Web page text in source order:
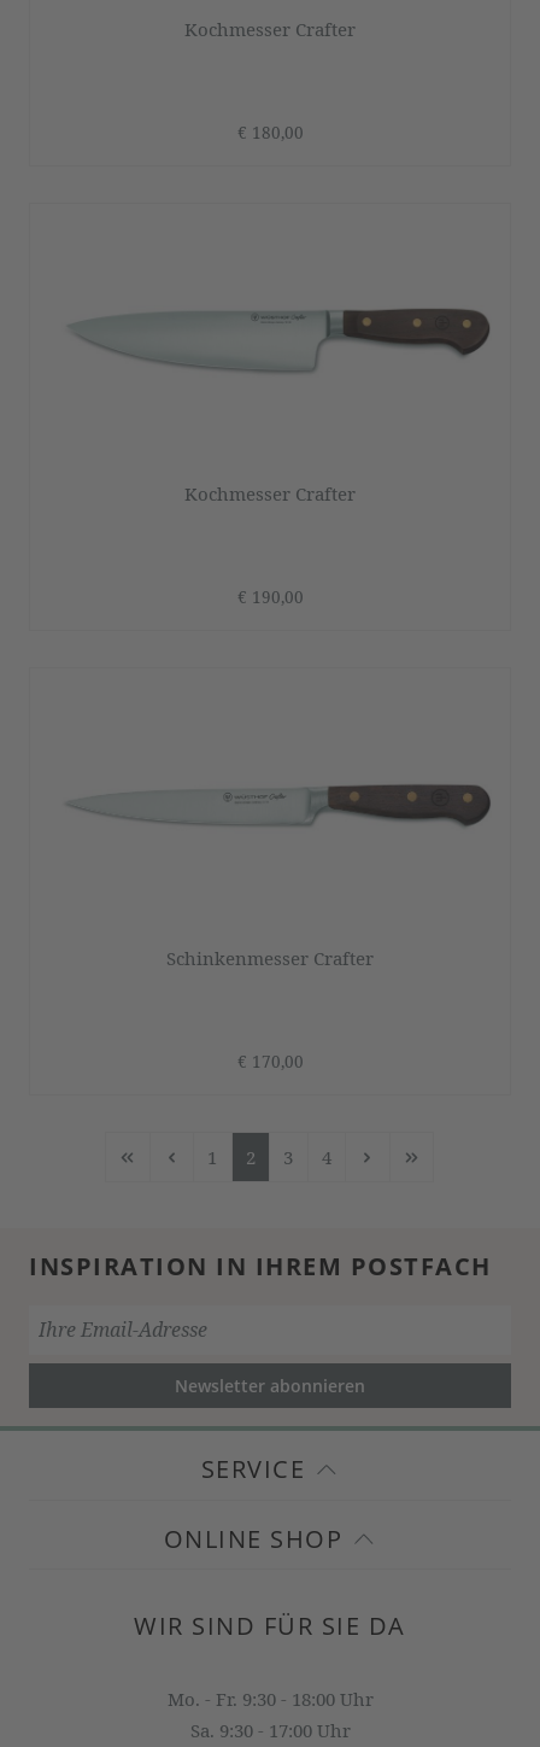
Kochmesser Crafter
€ 180,00
Kochmesser Crafter
€ 190,00
Schinkenmesser Crafter
€ 170,00
Seite
1 Seite
2 Seite
3 Seite
4
INSPIRATION IN IHREM POSTFACH
Newsletter abonnieren
SERVICE
ONLINE SHOP
WIR SIND FÜR SIE DA
Mo. - Fr. 9:30 - 18:00 Uhr
Sa. 9:30 - 17:00 Uhr